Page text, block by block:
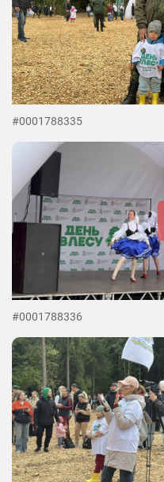
#0001788335
#0001788336